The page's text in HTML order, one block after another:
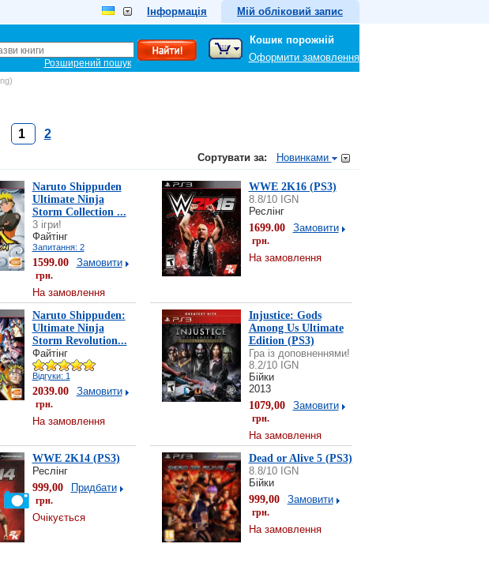
Інформація Мій обліковий запис
Розширений пошук
Кошик порожній
Оформити замовлення
1 2
Сортувати за: Новинками
Naruto Shippuden
Ultimate Ninja
Storm Collection ...
3 ігри!
Файтінг
Запитання: 2
1599.00
грн.
Замовити
На замовлення
WWE 2K16 (PS3)
8.8/10 IGN
Реслінг
1699.00
грн.
Замовити
На замовлення
Naruto Shippuden:
Ultimate Ninja
Storm Revolution...
Файтінг
Відгуки: 1
2039.00
грн.
Замовити
На замовлення
Injustice: Gods
Among Us Ultimate
Edition (PS3)
Гра із доповненнями!
8.2/10 IGN
Бійки
2013
1079,00
грн.
Замовити
На замовлення
WWE 2K14 (PS3)
Реслінг
999,00
грн.
Придбати
Очікується
Dead or Alive 5 (PS3)
8.8/10 IGN
Бійки
999,00
грн.
Замовити
На замовлення